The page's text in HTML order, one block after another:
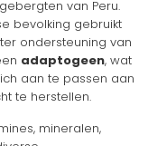
van Peru.
bevolking gebruikt
ondersteuning van
adaptogeen, wat
aan te passen aan
te herstellen.
mineralen,